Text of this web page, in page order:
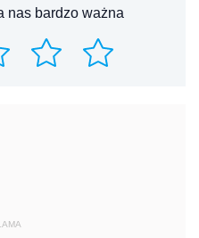
nas bardzo ważna